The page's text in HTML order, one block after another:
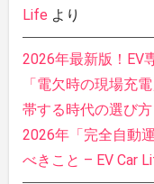
Life より
2026年最新版！EV
「電欠時の現場充
帯する時代の選び方
2026年「完全自動
べきこと – EV Car